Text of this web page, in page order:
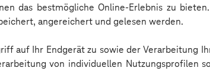
das bestmögliche Online-Erlebnis zu
angereichert und gelesen werden.
auf Ihr Endgerät zu sowie der Verarbeitung
von individuellen Nutzungsprofilen